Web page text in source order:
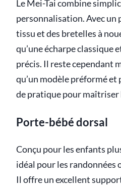
Le Mei-Tai combine
personnalisation. Avec un
tissu et des bretelles à
qu’une écharpe classique
précis. Il reste cependant
qu’un modèle préformé et
de pratique pour maîtriser
Porte-bébé dorsal
Conçu pour les enfants
idéal pour les randonnées
Il offre un excellent